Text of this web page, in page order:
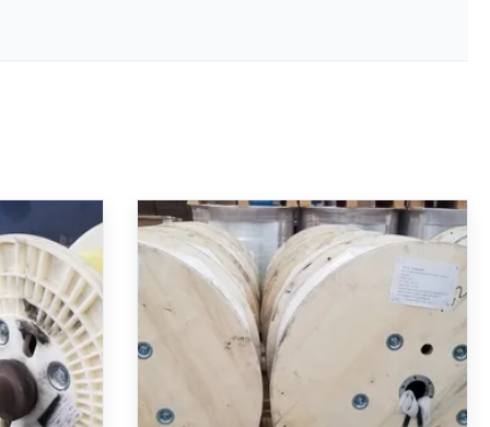
সদস্য রড
সরবরাহ
Strength
চমৎকার রাসায়নিক প্রতিরোধের উচ্চ শক্তি
শক্তিশালী পলিমার সদস্য Pultrusion
কৌশল দ্বারা উত্পাদিত শিল্প জন্য উপযুক্ত
Product Description: The FRP Strength
Member is a high-performance Reinforced